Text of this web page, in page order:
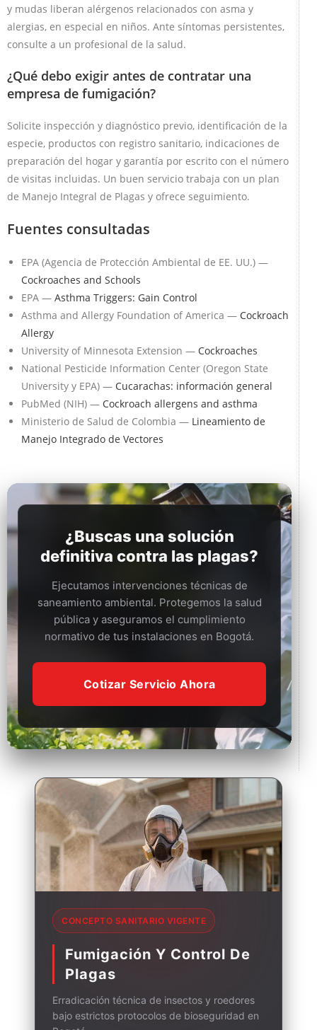
y mudas liberan alérgenos relacionados con asma y
alergias, en especial en niños. Ante síntomas persistentes,
consulte a un profesional de la salud.
¿Qué debo exigir antes de contratar una
empresa de fumigación?
Solicite inspección y diagnóstico previo, identificación de la
especie, productos con registro sanitario, indicaciones de
preparación del hogar y garantía por escrito con el número
de visitas incluidas. Un buen servicio trabaja con un plan
de Manejo Integral de Plagas y ofrece seguimiento.
Fuentes consultadas
EPA (Agencia de Protección Ambiental de EE. UU.) —
Cockroaches and Schools
EPA — Asthma Triggers: Gain Control
Asthma and Allergy Foundation of America — Cockroach
Allergy
University of Minnesota Extension — Cockroaches
National Pesticide Information Center (Oregon State
University y EPA) — Cucarachas: información general
PubMed (NIH) — Cockroach allergens and asthma
Ministerio de Salud de Colombia — Lineamiento de
Manejo Integrado de Vectores
¿Buscas una solución
definitiva contra las plagas?
Ejecutamos intervenciones técnicas de
saneamiento ambiental. Protegemos la salud
pública y aseguramos el cumplimiento
normativo de tus instalaciones en Bogotá.
Cotizar Servicio Ahora
CONCEPTO SANITARIO VIGENTE
Fumigación Y Control De
Plagas
Erradicación técnica de insectos y roedores
bajo estrictos protocolos de bioseguridad en